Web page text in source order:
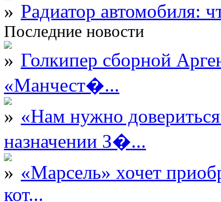
Радиатор автомобиля:
Последние новости
Голкипер сборной
«Манчест�...
«Нам нужно
назначении З�...
«Марсель» хочет
кот...